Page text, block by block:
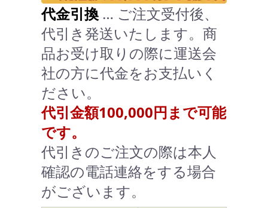
代金引換 … ご注文受付後、
代引き発送いたします。商
品お受け取りの際に運送会
社の方に代金をお支払いく
ださい。
代引金額100,000円まで可能
です。
代引きのご注文の際は本人
確認の電話連絡をする場合
がございます。